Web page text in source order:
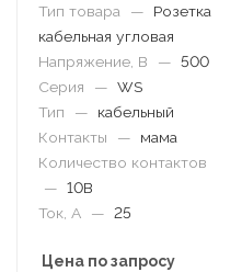
Тип товара —
Розетка
кабельная угловая
Напряжение, В
— 500
Серия
— WS
Тип
—
кабельный
Контакты
—
мама
Количество контактов
— 10B
Ток, А
— 25
Цена по запросу